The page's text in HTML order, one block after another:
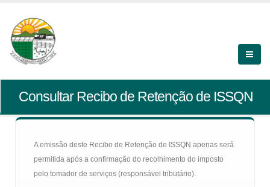
Consultar Recibo de Retenção de ISSQN
A emissão deste Recibo de Retenção de ISSQN apenas será
permitida após a confirmação do recolhimento do imposto
pelo tomador de serviços (responsável tributário).